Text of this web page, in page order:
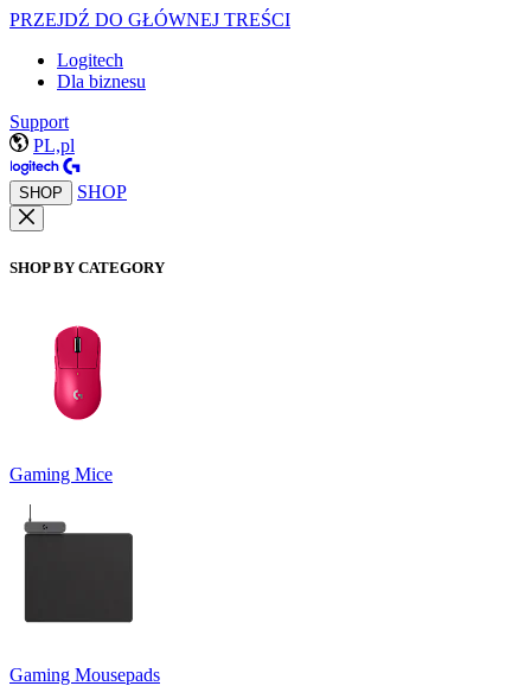
PRZEJDŹ DO GŁÓWNEJ TREŚCI
Logitech
Dla biznesu
Support
PL,pl
SHOP SHOP
SHOP BY CATEGORY
Gaming Mice
Gaming Mousepads